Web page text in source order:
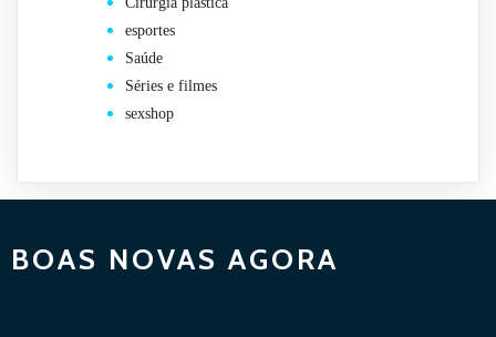
esportes
Saúde
Séries e filmes
sexshop
BOAS NOVAS AGORA